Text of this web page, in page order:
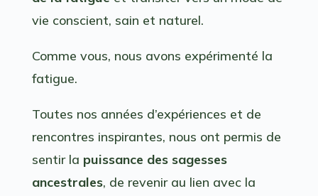
vie conscient, sain et naturel.
Comme vous, nous avons expérimenté la
fatigue.
Toutes nos années d’expériences et de
rencontres inspirantes, nous ont permis de
sentir la puissance des sagesses
ancestrales, de revenir au lien avec la